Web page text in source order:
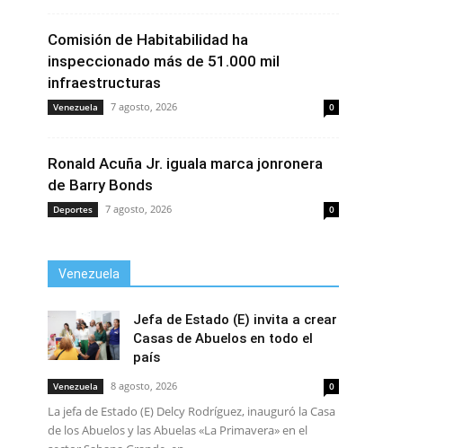
Comisión de Habitabilidad ha
inspeccionado más de 51.000 mil
infraestructuras
Venezuela 7 agosto, 2026 0
Ronald Acuña Jr. iguala marca jonronera
de Barry Bonds
Deportes 7 agosto, 2026 0
Venezuela
Jefa de Estado (E) invita a crear
Casas de Abuelos en todo el
país
Venezuela 8 agosto, 2026 0
La jefa de Estado (E) Delcy Rodríguez, inauguró la Casa
de los Abuelos y las Abuelas «La Primavera» en el